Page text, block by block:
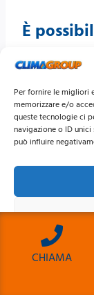
Per fornire le migliori
memorizzare e/o
queste tecnologie ci
navigazione o ID
può influire
È
Sì. Prima
tubazioni, lo
elettrico e la
la
Posso
Vaillant
È possibile
multisplit
le potenze
CHIAMA